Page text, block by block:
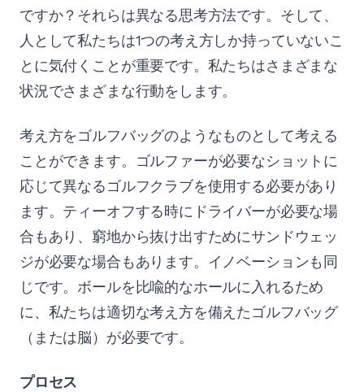
ですか？それらは異なる思考方法です。そして、
人として私たちは1つの考え方しか持っていないこ
とに気付くことが重要です。私たちはさまざまな
状況でさまざまな行動をします。
考え方をゴルフバッグのようなものとして考える
ことができます。ゴルファーが必要なショットに
応じて異なるゴルフクラブを使用する必要があり
ます。ティーオフする時にドライバーが必要な場
合もあり、窮地から抜け出すためにサンドウェッ
ジが必要な場合もあります。イノベーションも同
じです。ボールを比喩的なホールに入れるため
に、私たちは適切な考え方を備えたゴルフバッグ
（または脳）が必要です。
プロセス